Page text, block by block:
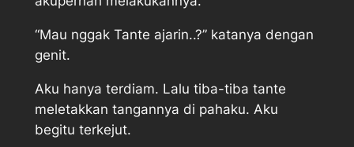
“Mau nggak Tante ajarin..?” katanya dengan
genit.
Aku hanya terdiam. Lalu tiba-tiba tante
meletakkan tangannya di pahaku. Aku
begitu terkejut.